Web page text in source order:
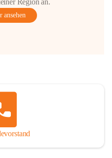
Region an.
ansehen